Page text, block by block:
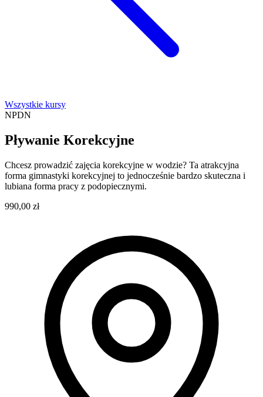
Wszystkie kursy
NPDN
Pływanie Korekcyjne
Chcesz prowadzić zajęcia korekcyjne w wodzie? Ta atrakcyjna
forma gimnastyki korekcyjnej to jednocześnie bardzo skuteczna i
lubiana forma pracy z podopiecznymi.
990,00 zł